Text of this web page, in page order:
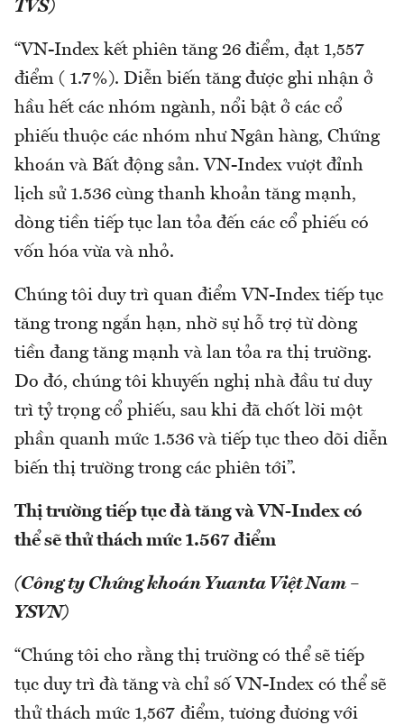
TVS)
“VN-Index kết phiên tăng 26 điểm, đạt 1,557
điểm ( 1.7%). Diễn biến tăng được ghi nhận ở
hầu hết các nhóm ngành, nổi bật ở các cổ
phiếu thuộc các nhóm như Ngân hàng, Chứng
khoán và Bất động sản. VN-Index vượt đỉnh
lịch sử 1.536 cùng thanh khoản tăng mạnh,
dòng tiền tiếp tục lan tỏa đến các cổ phiếu có
vốn hóa vừa và nhỏ.
Chúng tôi duy trì quan điểm VN-Index tiếp tục
tăng trong ngắn hạn, nhờ sự hỗ trợ từ dòng
tiền đang tăng mạnh và lan tỏa ra thị trường.
Do đó, chúng tôi khuyến nghị nhà đầu tư duy
trì tỷ trọng cổ phiếu, sau khi đã chốt lời một
phần quanh mức 1.536 và tiếp tục theo dõi diễn
biến thị trường trong các phiên tới”.
Thị trường tiếp tục đà tăng và VN-Index có
thể sẽ thử thách mức 1.567 điểm
(Công ty Chứng khoán Yuanta Việt Nam –
YSVN)
“Chúng tôi cho rằng thị trường có thể sẽ tiếp
tục duy trì đà tăng và chỉ số VN-Index có thể sẽ
thử thách mức 1,567 điểm, tương đương với